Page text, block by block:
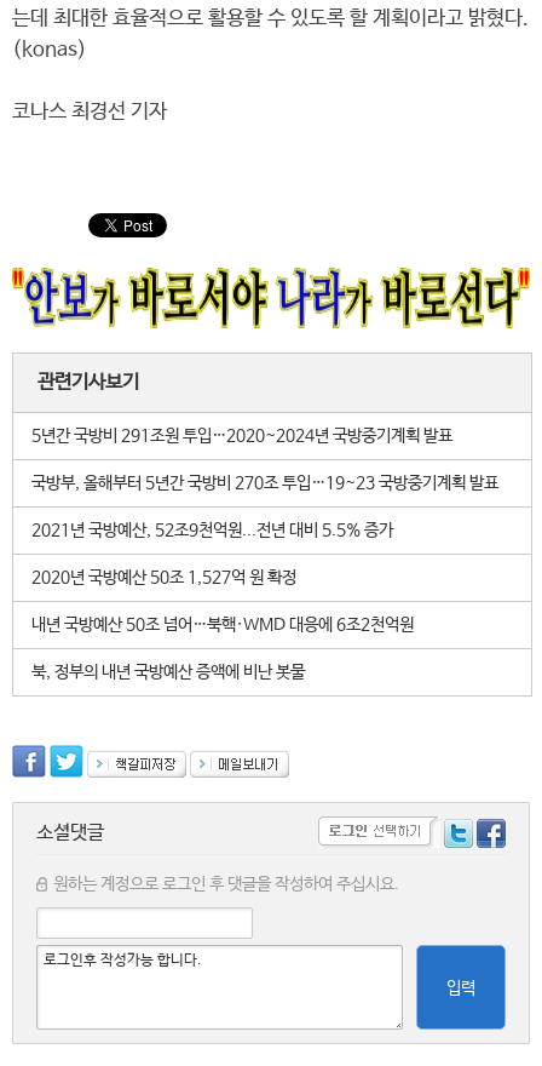
는데 최대한 효율적으로 활용할 수 있도록 할 계획이라고 밝혔다.
(konas)
코나스 최경선 기자
관련기사보기
5년간 국방비 291조원 투입…2020~2024년 국방중기계획 발표
국방부, 올해부터 5년간 국방비 270조 투입…19~23 국방중기계획 발표
2021년 국방예산, 52조9천억원...전년 대비 5.5% 증가
2020년 국방예산 50조 1,527억 원 확정
내년 국방예산 50조 넘어…북핵·WMD 대응에 6조2천억원
북, 정부의 내년 국방예산 증액에 비난 봇물
소셜댓글
원하는 계정으로 로그인 후 댓글을 작성하여 주십시요.
입력